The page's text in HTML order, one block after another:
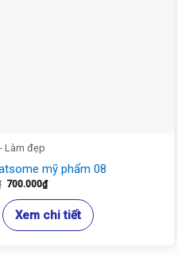
Làm đẹp
mỹ phẩm 08
Giá
là:
1.000.000₫.
700.000₫Giá
hiện
tại
là:
700.000₫.
Xem chi tiết